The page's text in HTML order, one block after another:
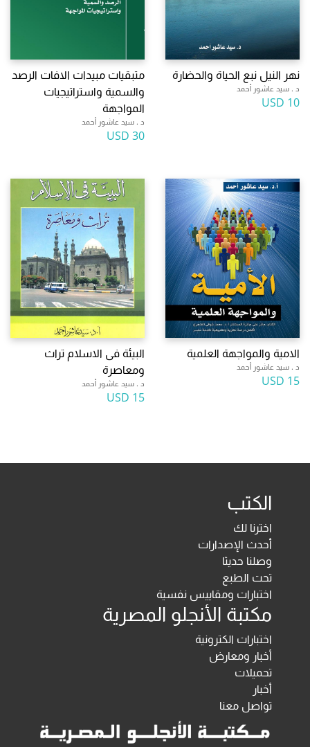
نهر النيل نبع الحياة والحضارة
د . سيد عاشور أحمد
10 USD
متبقيات مبيدات الافات الرصد
والسمية واستراتيجيات
المواجهة
د . سيد عاشور أحمد
30 USD
الامية والمواجهة العلمية
د . سيد عاشور أحمد
15 USD
البيئة فى الاسلام تراث
ومعاصرة
د . سيد عاشور أحمد
15 USD
الكتب
اخترنا لك
أحدث الإصدارات
وصلنا حديثا
تحت الطبع
اختبارات ومقاييس نفسية
مكتبة الأنجلو المصرية
اختبارات الكترونية
أخبار ومعارض
تحميلات
أخبار
تواصل معنا